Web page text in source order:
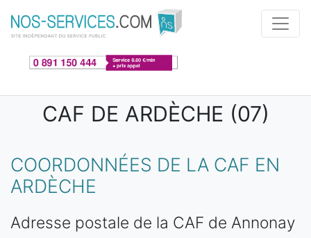
Aller au contenu principal
CAF DE ARDÈCHE (07)
COORDONNÉES DE LA CAF EN
ARDÈCHE
Adresse postale de la CAF de Annonay